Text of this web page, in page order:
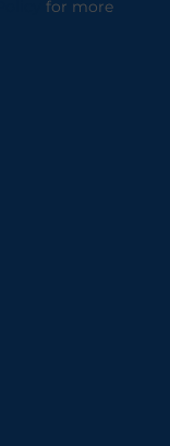
for more